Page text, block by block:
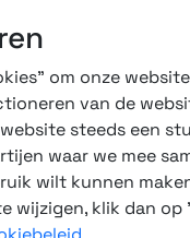
om onze
van de
steeds een
waar we mee
wilt kunnen
wijzigen, klik dan op